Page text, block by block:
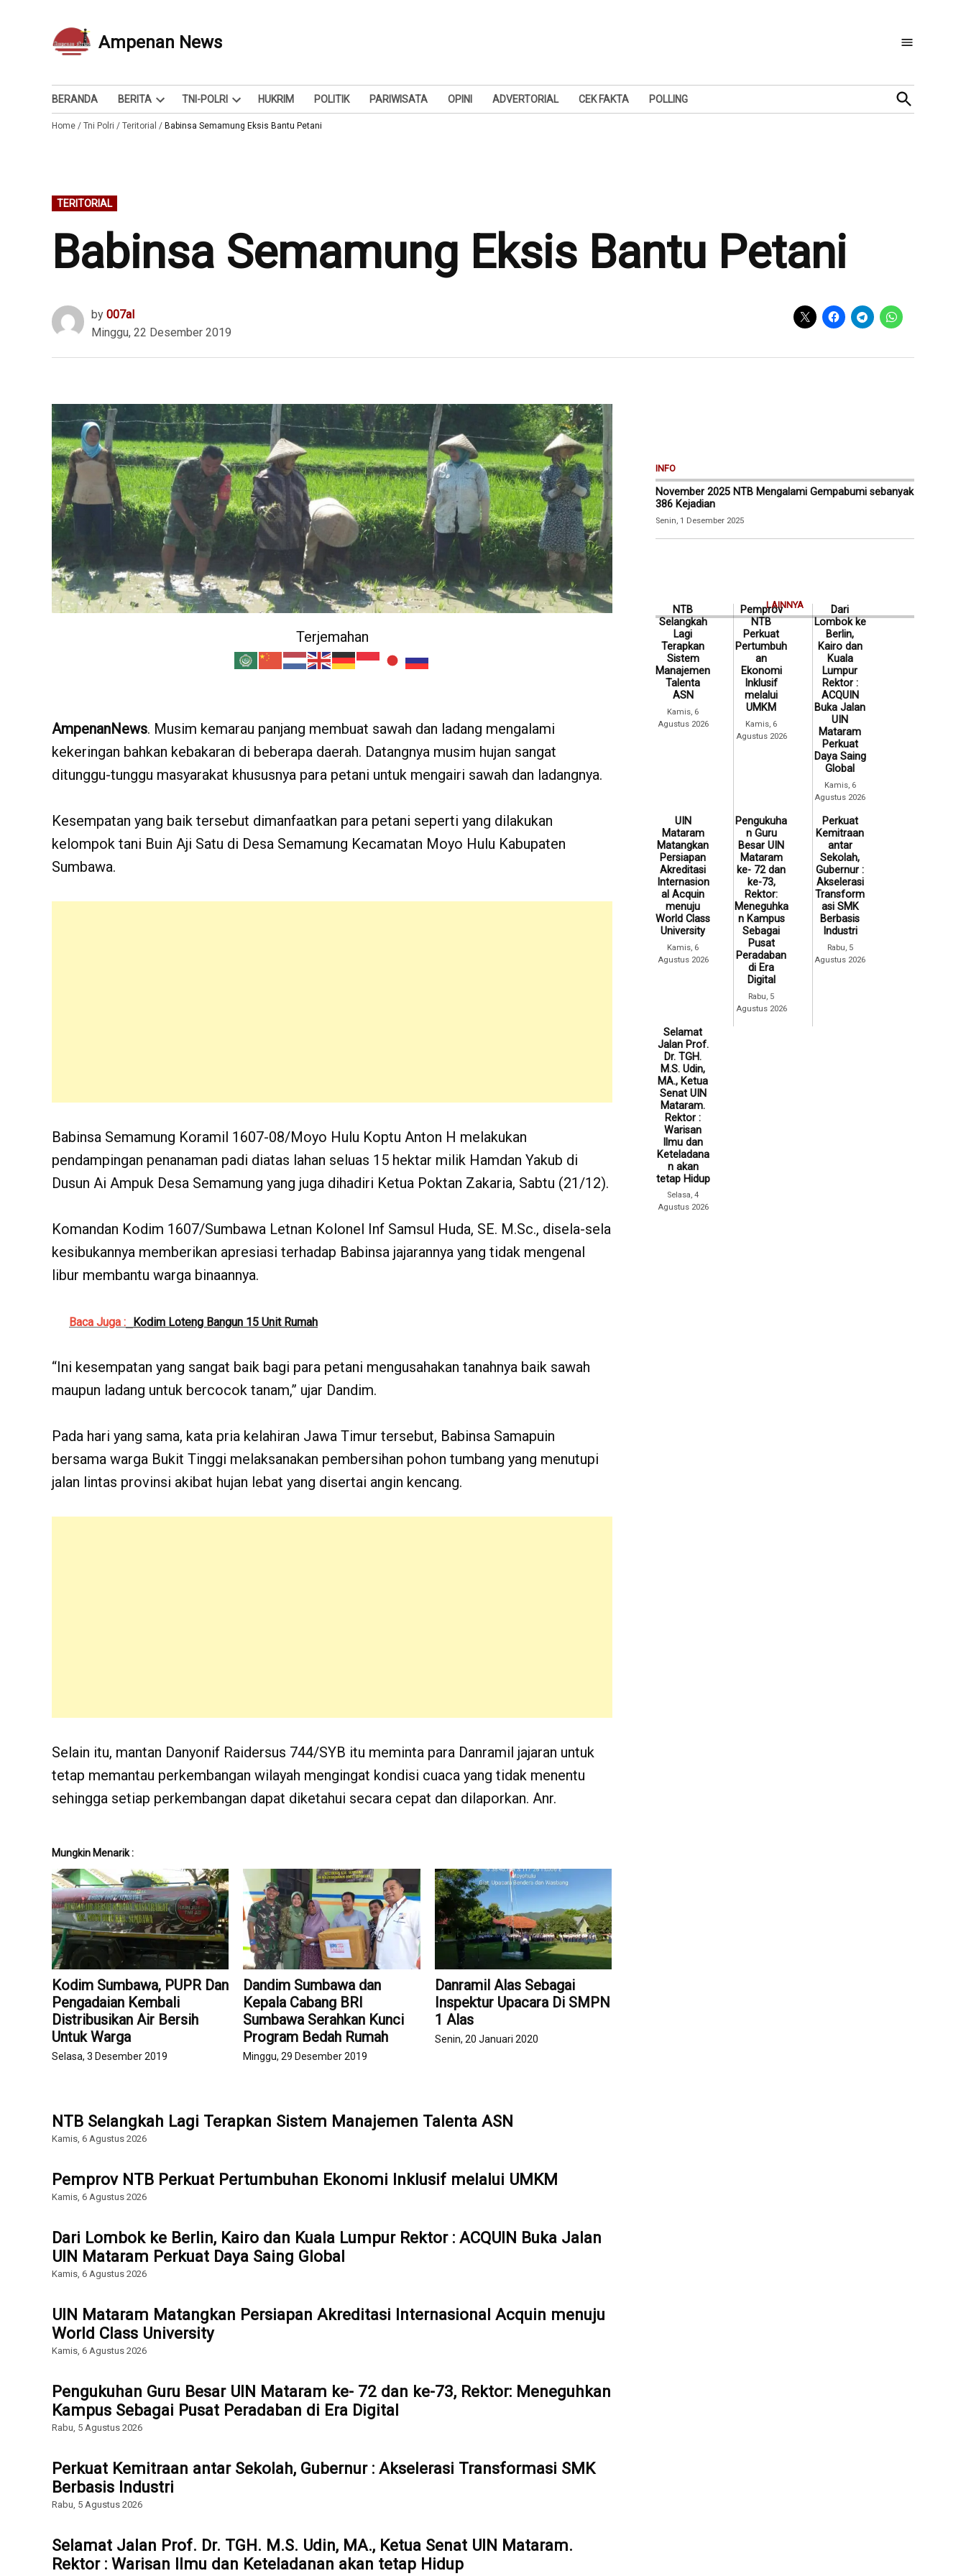
Ampenan News
Berita dan Info
BERANDA BERITA
Open
dropdown
TNI-POLRI
Open
dropdown
HUKRIM POLITIK PARIWISATA OPINI ADVERTORIAL CEK FAKTA POLLING
Open
Search
Home / Tni Polri / Teritorial / Babinsa Semamung Eksis Bantu Petani
POSTED
IN
TERITORIAL
Babinsa Semamung Eksis Bantu Petani
by 007al
Minggu, 22 Desember 2019
Terjemahan
AmpenanNews. Musim kemarau panjang membuat sawah dan ladang mengalami
kekeringan bahkan kebakaran di beberapa daerah. Datangnya musim hujan sangat
ditunggu-tunggu masyarakat khususnya para petani untuk mengairi sawah dan ladangnya.
Kesempatan yang baik tersebut dimanfaatkan para petani seperti yang dilakukan
kelompok tani Buin Aji Satu di Desa Semamung Kecamatan Moyo Hulu Kabupaten
Sumbawa.
Babinsa Semamung Koramil 1607-08/Moyo Hulu Koptu Anton H melakukan
pendampingan penanaman padi diatas lahan seluas 15 hektar milik Hamdan Yakub di
Dusun Ai Ampuk Desa Semamung yang juga dihadiri Ketua Poktan Zakaria, Sabtu (21/12).
Komandan Kodim 1607/Sumbawa Letnan Kolonel Inf Samsul Huda, SE. M.Sc., disela-sela
kesibukannya memberikan apresiasi terhadap Babinsa jajarannya yang tidak mengenal
libur membantu warga binaannya.
Baca Juga : Kodim Loteng Bangun 15 Unit Rumah
“Ini kesempatan yang sangat baik bagi para petani mengusahakan tanahnya baik sawah
maupun ladang untuk bercocok tanam,” ujar Dandim.
Pada hari yang sama, kata pria kelahiran Jawa Timur tersebut, Babinsa Samapuin
bersama warga Bukit Tinggi melaksanakan pembersihan pohon tumbang yang menutupi
jalan lintas provinsi akibat hujan lebat yang disertai angin kencang.
Selain itu, mantan Danyonif Raidersus 744/SYB itu meminta para Danramil jajaran untuk
tetap memantau perkembangan wilayah mengingat kondisi cuaca yang tidak menentu
sehingga setiap perkembangan dapat diketahui secara cepat dan dilaporkan. Anr.
Mungkin Menarik :
Kodim Sumbawa, PUPR Dan
Pengadaian Kembali
Distribusikan Air Bersih
Untuk Warga
Selasa, 3 Desember 2019
Dandim Sumbawa dan
Kepala Cabang BRI
Sumbawa Serahkan Kunci
Program Bedah Rumah
Minggu, 29 Desember 2019
Danramil Alas Sebagai
Inspektur Upacara Di SMPN
1 Alas
Senin, 20 Januari 2020
NTB Selangkah Lagi Terapkan Sistem Manajemen Talenta ASN
Kamis, 6 Agustus 2026
Pemprov NTB Perkuat Pertumbuhan Ekonomi Inklusif melalui UMKM
Kamis, 6 Agustus 2026
Dari Lombok ke Berlin, Kairo dan Kuala Lumpur Rektor : ACQUIN Buka Jalan
UIN Mataram Perkuat Daya Saing Global
Kamis, 6 Agustus 2026
UIN Mataram Matangkan Persiapan Akreditasi Internasional Acquin menuju
World Class University
Kamis, 6 Agustus 2026
Pengukuhan Guru Besar UIN Mataram ke- 72 dan ke-73, Rektor: Meneguhkan
Kampus Sebagai Pusat Peradaban di Era Digital
Rabu, 5 Agustus 2026
Perkuat Kemitraan antar Sekolah, Gubernur : Akselerasi Transformasi SMK
Berbasis Industri
Rabu, 5 Agustus 2026
Selamat Jalan Prof. Dr. TGH. M.S. Udin, MA., Ketua Senat UIN Mataram.
Rektor : Warisan Ilmu dan Keteladanan akan tetap Hidup
INFO
November 2025 NTB Mengalami Gempabumi sebanyak
386 Kejadian
Senin, 1 Desember 2025
LAINNYA
NTB
Selangkah
Lagi
Terapkan
Sistem
Manajemen
Talenta
ASN
Kamis, 6
Agustus 2026
Pemprov
NTB
Perkuat
Pertumbuh
an
Ekonomi
Inklusif
melalui
UMKM
Kamis, 6
Agustus 2026
Dari
Lombok ke
Berlin,
Kairo dan
Kuala
Lumpur
Rektor :
ACQUIN
Buka Jalan
UIN
Mataram
Perkuat
Daya Saing
Global
Kamis, 6
Agustus 2026
UIN
Mataram
Matangkan
Persiapan
Akreditasi
Internasion
al Acquin
menuju
World Class
University
Kamis, 6
Agustus 2026
Pengukuha
n Guru
Besar UIN
Mataram
ke- 72 dan
ke-73,
Rektor:
Meneguhka
n Kampus
Sebagai
Pusat
Peradaban
di Era
Digital
Rabu, 5
Agustus 2026
Perkuat
Kemitraan
antar
Sekolah,
Gubernur :
Akselerasi
Transform
asi SMK
Berbasis
Industri
Rabu, 5
Agustus 2026
Selamat
Jalan Prof.
Dr. TGH.
M.S. Udin,
MA., Ketua
Senat UIN
Mataram.
Rektor :
Warisan
Ilmu dan
Keteladana
n akan
tetap Hidup
Selasa, 4
Agustus 2026